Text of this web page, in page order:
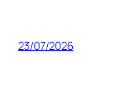
23/07/2026